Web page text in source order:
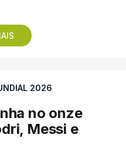
graças ao
a bola no ângulo
à FIFA o jogador
o momento
na sua primeira
de um Mundial.
2026
no onze
Messi e